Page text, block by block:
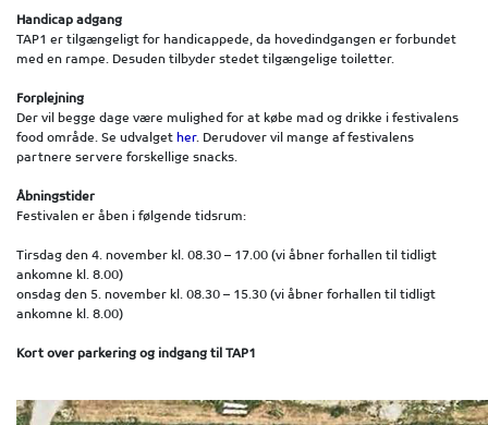
Handicap adgang
TAP1 er tilgængeligt for handicappede, da hovedindgangen er forbundet
med en rampe. Desuden tilbyder stedet tilgængelige toiletter.
Forplejning
Der vil begge dage være mulighed for at købe mad og drikke i festivalens
food område. Se udvalget her. Derudover vil mange af festivalens
partnere servere forskellige snacks.
Åbningstider
Festivalen er åben i følgende tidsrum:
Tirsdag den 4. november kl. 08.30 – 17.00 (vi åbner forhallen til tidligt
ankomne kl. 8.00)
onsdag den 5. november kl. 08.30 – 15.30 (vi åbner forhallen til tidligt
ankomne kl. 8.00)
Kort over parkering og indgang til TAP1